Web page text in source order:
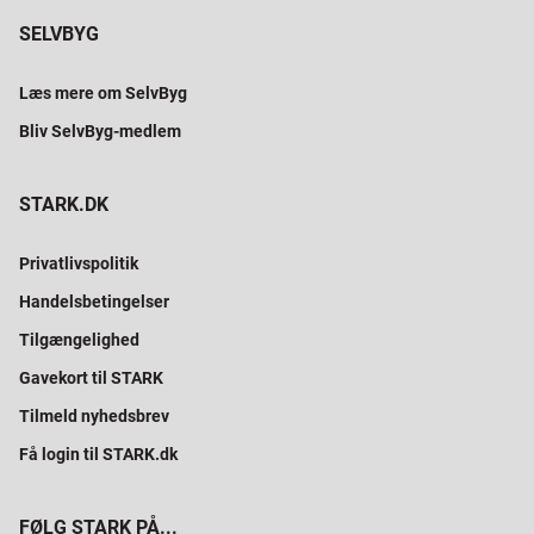
SELVBYG
Læs mere om SelvByg
Bliv SelvByg-medlem
STARK.DK
Privatlivspolitik
Handelsbetingelser
Tilgængelighed
Gavekort til STARK
Tilmeld nyhedsbrev
Få login til STARK.dk
FØLG STARK PÅ...